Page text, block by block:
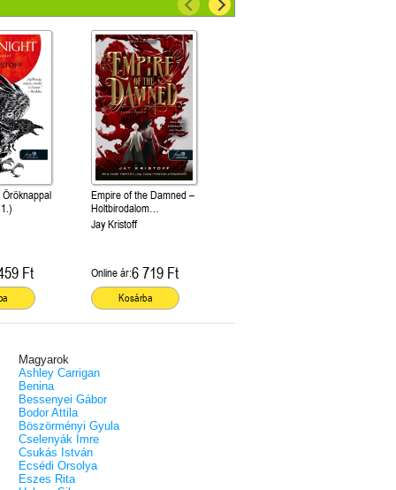
Ft
Empire of the Damned –
Holtbirodalom
(Vámpírbirodalom 2.)
Jay Kristoff
Online ár:6 719 Ft
Kosárba
Magyarok
Ashley Carrigan
Benina
Bessenyei Gábor
Bodor Attila
Böszörményi Gyula
Cselenyák Imre
Csukás István
Ecsédi Orsolya
Eszes Rita